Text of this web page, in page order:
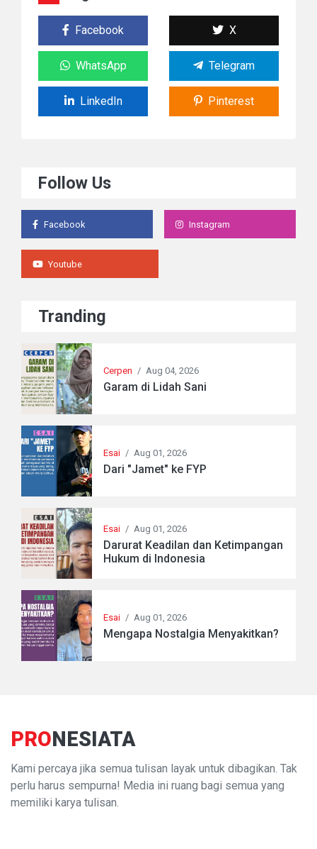
Facebook X
WhatsApp Telegram
LinkedIn Pinterest
Follow Us
Facebook Instagram
Youtube
Tranding
Cerpen / Aug 04, 2026
Garam di Lidah Sani
Esai / Aug 01, 2026
Dari "Jamet" ke FYP
Esai / Aug 01, 2026
Darurat Keadilan dan Ketimpangan
Hukum di Indonesia
Esai / Aug 01, 2026
Mengapa Nostalgia Menyakitkan?
PRONESIATA
Kami percaya jika semua tulisan layak untuk dibagikan. Tak
perlu harus sempurna! Media ini ruang bagi semua yang
memiliki karya tulisan.